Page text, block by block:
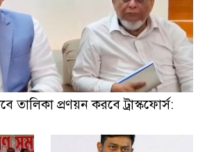
তালিকা প্রণয়ন করবে ট্রাস্কফোর্স: